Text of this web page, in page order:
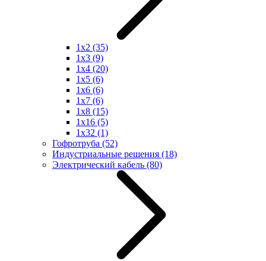
1x2 (35)
1x3 (9)
1x4 (20)
1x5 (6)
1x6 (6)
1x7 (6)
1x8 (15)
1x16 (5)
1x32 (1)
Гофротруба (52)
Индустриальные решения (18)
Электрический кабель (80)